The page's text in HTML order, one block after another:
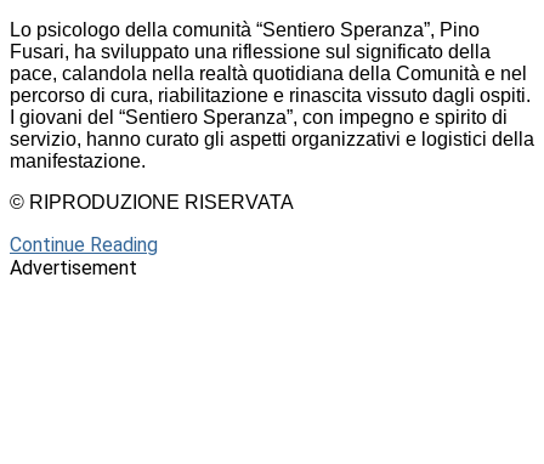
Lo psicologo della comunità “Sentiero Speranza”, Pino
Fusari, ha sviluppato una riflessione sul significato della
pace, calandola nella realtà quotidiana della Comunità e nel
percorso di cura, riabilitazione e rinascita vissuto dagli ospiti.
I giovani del “Sentiero Speranza”, con impegno e spirito di
servizio, hanno curato gli aspetti organizzativi e logistici della
manifestazione.
© RIPRODUZIONE RISERVATA
Continue Reading
Advertisement